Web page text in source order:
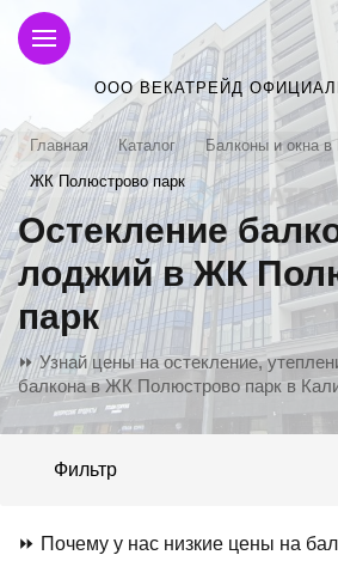
ООО ВЕКАТРЕЙД
Главная Каталог
Балконы и окна в
ЖК Полюстрово парк
Остекление
лоджий в ЖК
парк
⏩ Узнай цены на остекление,
балкона в ЖК Полюстрово парк в
Фильтр
⏩ Почему у нас низкие цены на